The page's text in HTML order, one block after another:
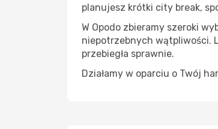
planujesz krótki city break,
W Opodo zbieramy szeroki
niepotrzebnych wątpliwości.
przebiegła sprawnie.
Działamy w oparciu o Twój